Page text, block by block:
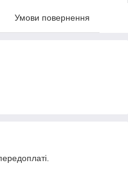
Умови повернення